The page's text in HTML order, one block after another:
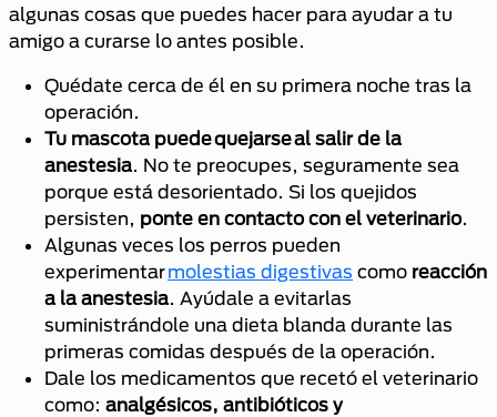
algunas cosas que puedes hacer para ayudar a tu
amigo a curarse lo antes posible.
Quédate cerca de él en su primera noche tras la
operación.
Tu mascota puede quejarse al salir de la
anestesia. No te preocupes, seguramente sea
porque está desorientado. Si los quejidos
persisten, ponte en contacto con el veterinario.
Algunas veces los perros pueden
experimentarmolestias digestivas como reacción
a la anestesia. Ayúdale a evitarlas
suministrándole una dieta blanda durante las
primeras comidas después de la operación.
Dale los medicamentos que recetó el veterinario
como: analgésicos, antibióticos y